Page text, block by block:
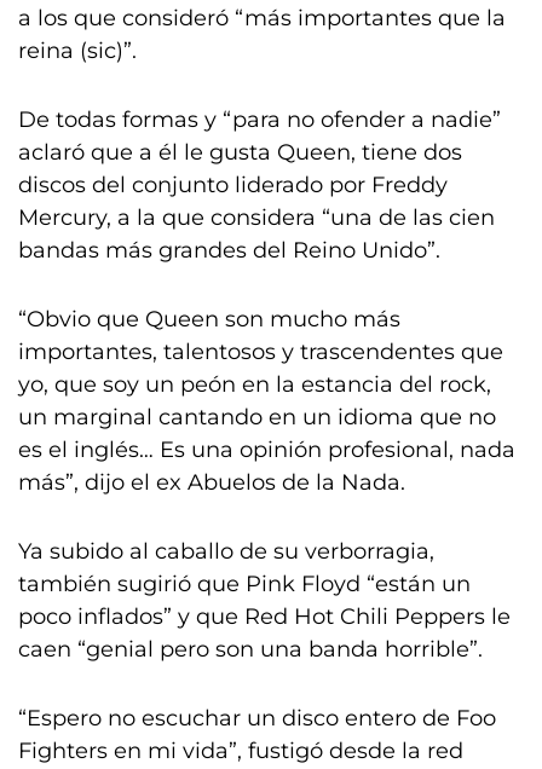
a los que consideró “más importantes que la
reina (sic)”.
De todas formas y “para no ofender a nadie”
aclaró que a él le gusta Queen, tiene dos
discos del conjunto liderado por Freddy
Mercury, a la que considera “una de las cien
bandas más grandes del Reino Unido”.
“Obvio que Queen son mucho más
importantes, talentosos y trascendentes que
yo, que soy un peón en la estancia del rock,
un marginal cantando en un idioma que no
es el inglés… Es una opinión profesional, nada
más”, dijo el ex Abuelos de la Nada.
Ya subido al caballo de su verborragia,
también sugirió que Pink Floyd “están un
poco inflados” y que Red Hot Chili Peppers le
caen “genial pero son una banda horrible”.
“Espero no escuchar un disco entero de Foo
Fighters en mi vida”, fustigó desde la red